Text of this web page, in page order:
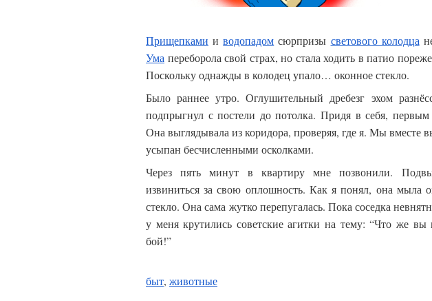
Прищепками иводопадом сюрпризы светового колодца
Ума переборола свой страх, но стала ходить в патио
Поскольку однажды в колодец упало… оконное стекло.
Было раннее утро. Оглушительный дребезг эхом
подпрыгнул с постели до потолка. Придя в себя,
Она выглядывала из коридора, проверяя, где я. Мы вместе
усыпан бесчисленными осколками.
Через пять минут в квартиру мне позвонили.
извиниться за свою оплошность. Как я понял, она мыла
стекло. Она сама жутко перепугалась. Пока соседка
у меня крутились советские агитки на тему: “Что же
бой!”
быт, животные